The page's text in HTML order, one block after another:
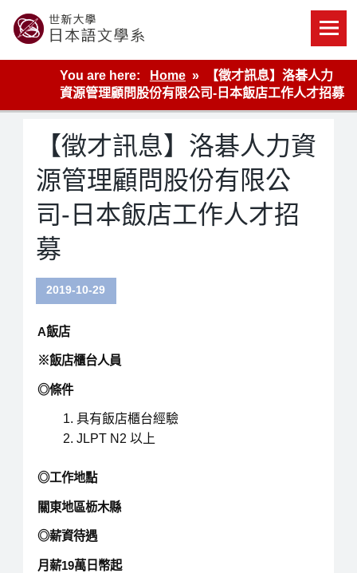
content
世新大學教學單位的網站
You are here:
Home
【徵才訊息】洛碁人力
資源管理顧問股份有限公司-日本飯店工作人才招募
【徵才訊息】洛碁人力資
源管理顧問股份有限公
司-日本飯店工作人才招
募
2019-10-29
A飯店
※飯店櫃台人員
◎條件
具有飯店櫃台經驗
JLPT N2 以上
◎工作地點
關東地區枥木縣
◎薪資待遇
月薪19萬日幣起